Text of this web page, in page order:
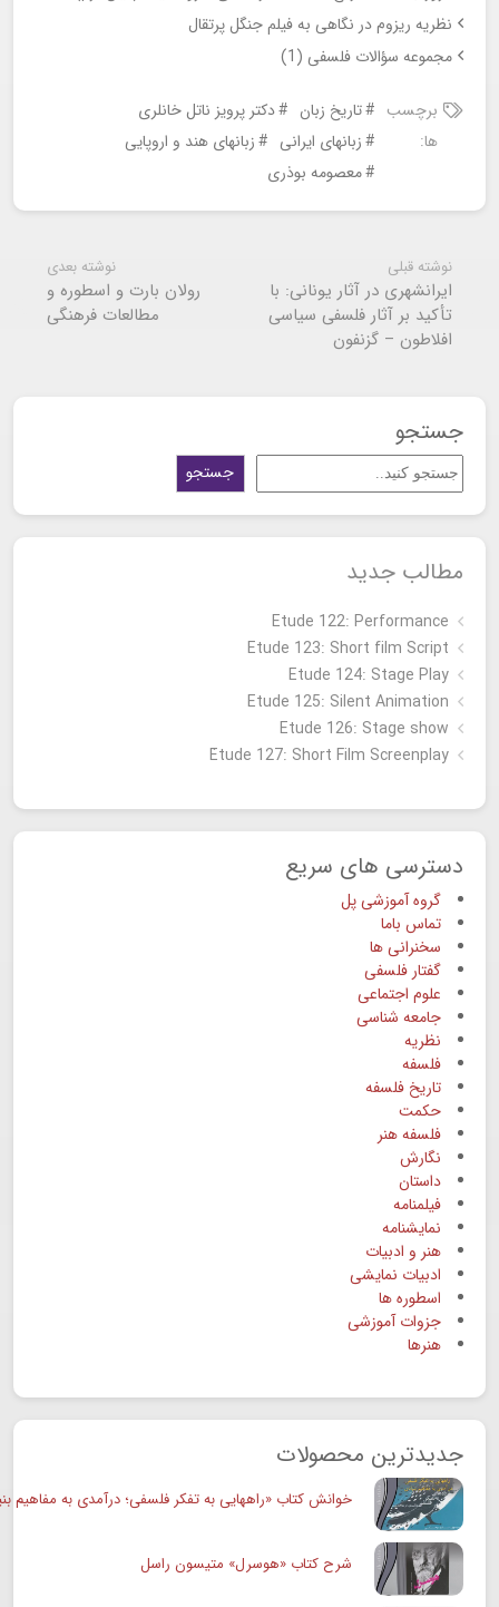
نظریه ریزوم در نگاهی به فیلم جنگل پرتقال
مجموعه سؤالات فلسفی (1)
برچسب
ها:
تاریخ زبان
دکتر پرویز ناتل خانلری
زبانهای ایرانی
زبانهای هند و اروپایی
معصومه بوذری
نوشته قبلی
ایرانشهری در آثار یونانی: با
تأکید بر آثار فلسفی سیاسی
افلاطون – گزنفون
نوشته بعدی
رولان بارت و اسطوره و
مطالعات فرهنگی
جستجو
جستجو
مطالب جدید
Etude 122: Performance
Etude 123: Short film Script
Etude 124: Stage Play
Etude 125: Silent Animation
Etude 126: Stage show
Étude 127: Short Film Screenplay
دسترسی های سریع
گروه آموزشی پل
تماس باما
سخنرانی ها
گفتار فلسفی
علوم اجتماعی
جامعه شناسی
نظریه
فلسفه
تاریخ فلسفه
حکمت
فلسفه هنر
نگارش
داستان
فیلمنامه
نمایشنامه
هنر و ادبیات
ادبیات نمایشی
اسطوره ها
جزوات آموزشی
هنرها
جدیدترین محصولات
خوانش کتاب «راههایی به تفکر فلسفی؛ درآمدی به مفاهیم
شرح کتاب «هوسرل» متیسون راسل